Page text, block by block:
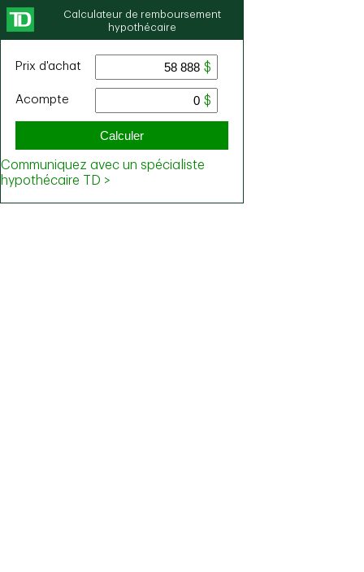
Calculateur de remboursement
hypothécaire
Prix ​​d'achat
Acompte
Calculer
Communiquez avec un spécialiste
hypothécaire TD >